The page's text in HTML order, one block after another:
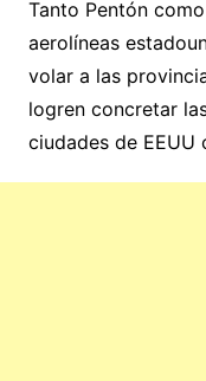
Tanto Pentón
aerolíneas
volar a las
logren concretar
ciudades de EEUU